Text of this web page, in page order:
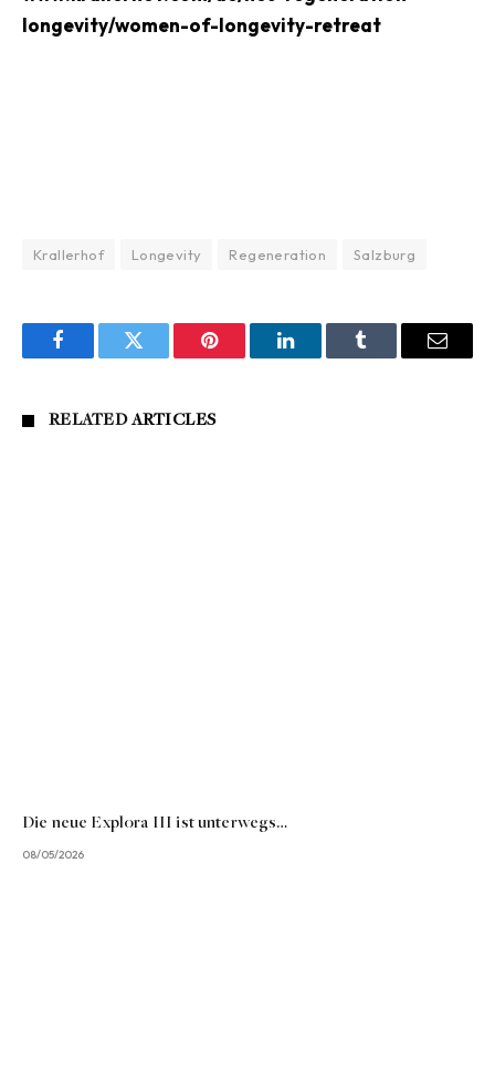
longevity/women-of-longevity-retreat
Krallerhof Longevity Regeneration Salzburg
FacebookTwitter Pinterest LinkedInTumblr Email
RELATEDARTICLES
Die neue Explora III ist unterwegs…
08/05/2026